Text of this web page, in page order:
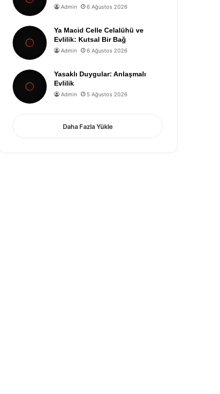
Admin 6 Ağustos 2026
Ya Macid Celle Celalühü ve
Evlilik: Kutsal Bir Bağ
Admin 6 Ağustos 2026
Yasaklı Duygular: Anlaşmalı
Evlilik
Admin 5 Ağustos 2026
Daha Fazla Yükle